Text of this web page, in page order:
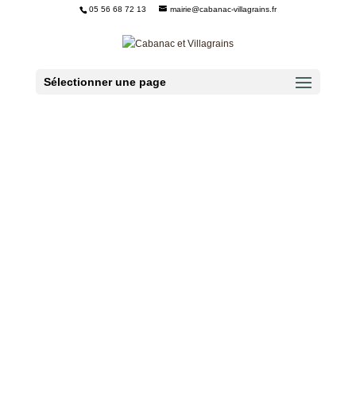
05 56 68 72 13 mairie@cabanac-villagrains.fr
Sélectionner une page